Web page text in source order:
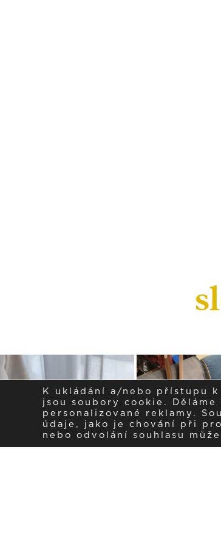
K ukládání a/nebo přístupu
jsou soubory cookie.
personalizované reklamy.
údaje, jako je chování při
nebo odvolání souhlasu